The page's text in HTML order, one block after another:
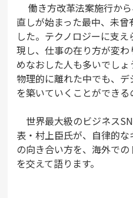
働き方改革法案施行か
直しが始まった最中、未
した。テクノロジーに支
現し、仕事の在り方が変
めなおした人も多いでし
物理的に離れた中でも、
を築いていくことができる
世界最大級のビジネス
表・村上臣氏が、自律的
の向き合い方を、海外で
を交えて語ります。